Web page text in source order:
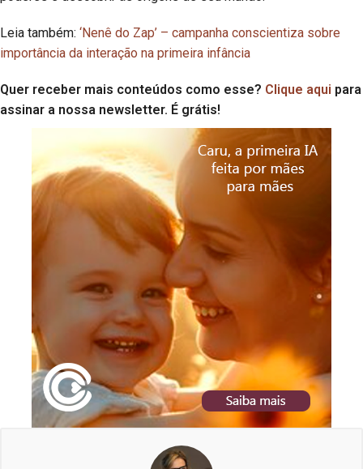
Leia também: ‘Nenê do Zap’ – campanha conscientiza sobre
importância da interação na primeira infância
Quer receber mais conteúdos como esse? Clique aqui para
assinar a nossa newsletter. É grátis!